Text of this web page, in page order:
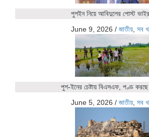
পুশইন নিয়ে আবিদুলের পোস্ট
June 9, 2026 / জাতীয়, সব
পুশ-ইনের চেষ্টায় বিএসএফ, পণ্ড করছে
June 5, 2026 / জাতীয়, সব